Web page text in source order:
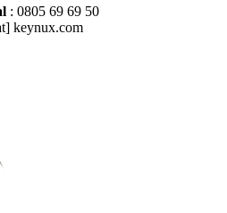
: 0805 69 69 50
keynux.com